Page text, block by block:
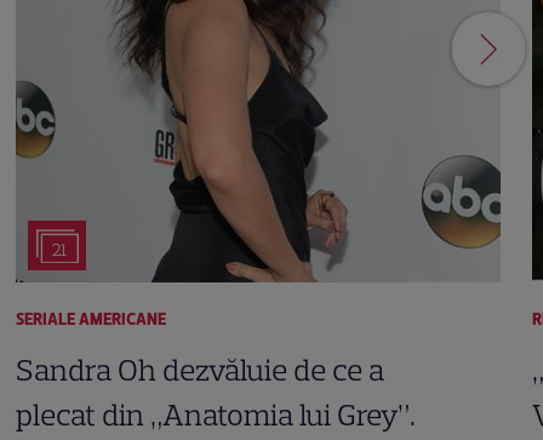
21
SERIALE AMERICANE
Sandra Oh dezvăluie de ce a
plecat din „Anatomia lui Grey”.